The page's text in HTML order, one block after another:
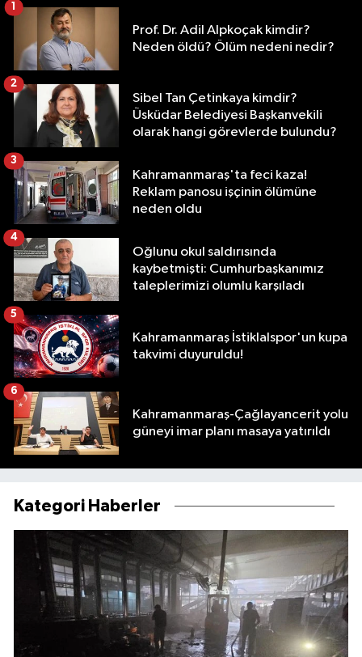
Prof. Dr. Adil Alpkoçak kimdir?
Neden öldü? Ölüm nedeni nedir?
1
Sibel Tan Çetinkaya kimdir?
Üsküdar Belediyesi Başkanvekili
olarak hangi görevlerde bulundu?
2
Kahramanmaraş'ta feci kaza!
Reklam panosu işçinin ölümüne
neden oldu
3
Oğlunu okul saldırısında
kaybetmişti: Cumhurbaşkanımız
taleplerimizi olumlu karşıladı
4
Kahramanmaraş İstiklalspor'un kupa
takvimi duyuruldu!
5
Kahramanmaraş-Çağlayancerit yolu
güneyi imar planı masaya yatırıldı
6
Kategori Haberler